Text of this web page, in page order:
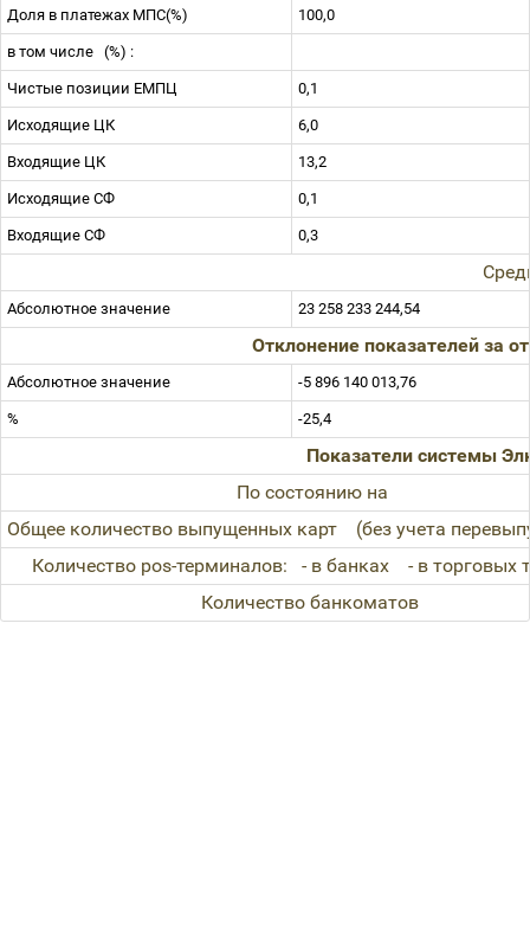
Доля в платежах МПС(%) 100,0
в том числе (%) :
Чистые позиции ЕМПЦ 0,1
Исходящие ЦК 6,0
Входящие ЦК 13,2
Исходящие СФ 0,1
Входящие СФ 0,3
Абсолютное значение 23 258 233 244,54
Отклонение показателей за
Абсолютное значение -5 896 140 013,76
% -25,4
Показатели системы
По состоянию на
Общее количество выпущенных карт
(без учета
Количество pos-терминалов:
- в банках
- в
Количество банкоматов